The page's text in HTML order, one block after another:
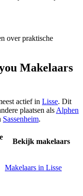
over praktische
Makelaars
actief in Lisse. Dit
plaatsen als Alphen
Sassenheim.
Bekijk makelaars
Makelaars in Lisse